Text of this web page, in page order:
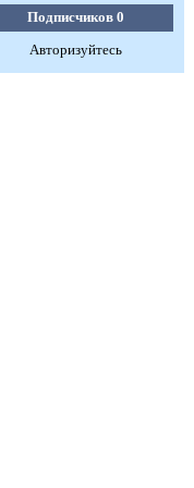
Подписчиков 0
Авторизуйтесь